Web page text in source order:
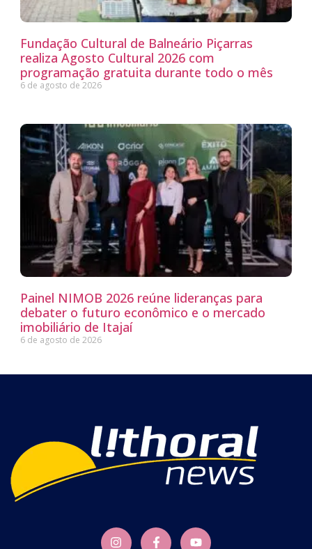
Fundação Cultural de Balneário Piçarras
realiza Agosto Cultural 2026 com
programação gratuita durante todo o mês
6 de agosto de 2026
Painel NIMOB 2026 reúne lideranças para
debater o futuro econômico e o mercado
imobiliário de Itajaí
6 de agosto de 2026